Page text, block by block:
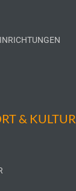
& KULTUR